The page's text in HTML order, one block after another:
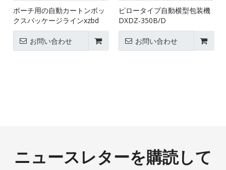
ポーチ用の自動カートンボッ
クスパッケージラインxzbd
お問い合わせ
ピロータイプ自動横型包装機
DXDZ-350B/D
お問い合わせ
ニュースレターを購読して